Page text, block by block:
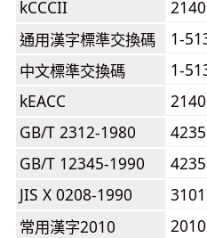
kCCCII
通用漢字標準交換碼
1-
中文標準交換碼
1-
kEACC
GB/T 2312-1980
4235
GB/T 12345-1990
4235
JIS X 0208-1990
3101
常用漢字2010
2010